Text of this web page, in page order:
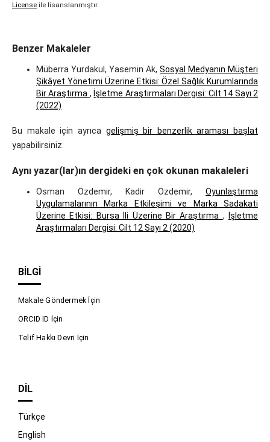
Licenseile lisanslanmıştır.
Benzer Makaleler
Müberra Yurdakul, Yasemin Ak,Sosyal Medyanın Müşteri
Şikâyet Yönetimi Üzerine Etkisi: Özel Sağlık Kurumlarında
Bir Araştırma , İşletme Araştırmaları Dergisi: Cilt 14 Sayı 2
(2022)
Bu makale için ayrıca gelişmiş bir benzerlik araması başlat
yapabilirsiniz.
Aynı yazar(lar)ın dergideki en çok okunan makaleleri
Osman Özdemir, Kadir Özdemir,Oyunlaştırma
Uygulamalarının Marka Etkileşimi ve Marka Sadakati
Üzerine Etkisi: Bursa İli Üzerine Bir Araştırma ,
İşletme
Araştırmaları Dergisi: Cilt 12 Sayı 2 (2020)
BILGI
Makale Göndermek İçin
ORCID ID İçin
Telif Hakkı Devri İçin
DIL
Türkçe
English